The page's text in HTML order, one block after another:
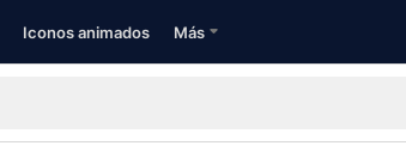
Iconos animados Más